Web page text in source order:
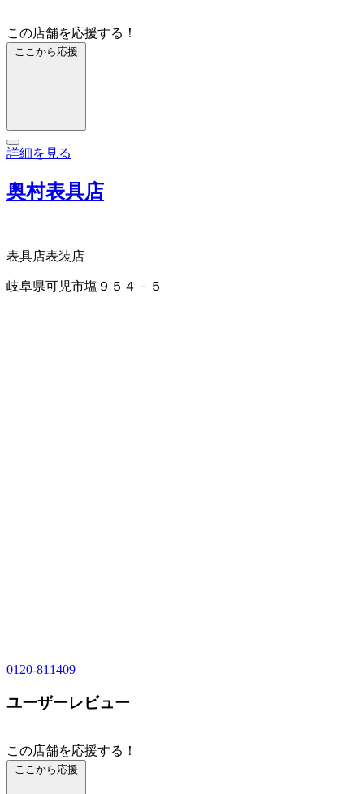
この店舗を応援する！
ここから応援
詳細を見る
奥村表具店
表具店表装店
岐阜県可児市塩９５４－５
0120-811409
ユーザーレビュー
この店舗を応援する！
ここから応援